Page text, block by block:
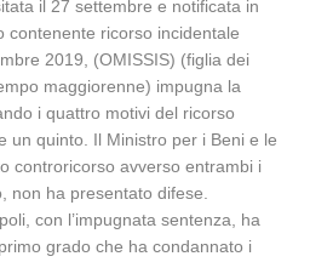
il 27 settembre e notificata in
contenente ricorso incidentale
2019, (OMISSIS) (figlia dei
maggiorenne) impugna la
i quattro motivi del ricorso
un quinto. Il Ministro per i Beni e le
controricorso avverso entrambi i
non ha presentato difese.
con l’impugnata sentenza, ha
grado che ha condannato i